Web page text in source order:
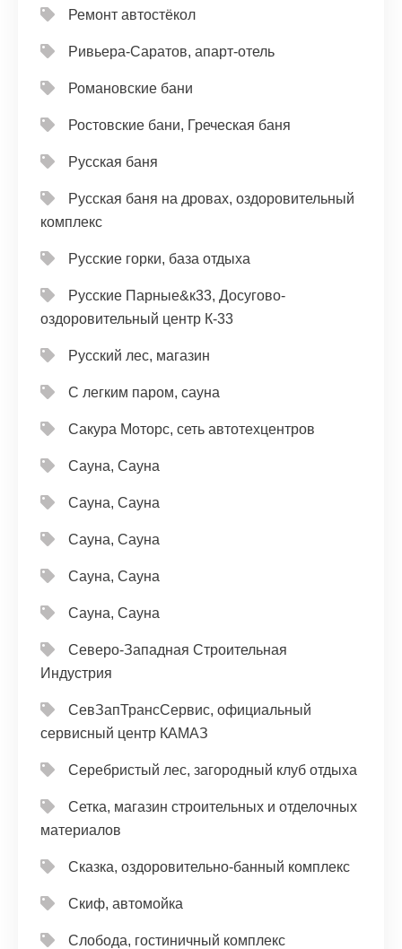
Ремонт автостёкол
Ривьера-Саратов, апарт-отель
Романовские бани
Ростовские бани, Греческая баня
Русская баня
Русская баня на дровах, оздоровительный
комплекс
Русские горки, база отдыха
Русские Парные&к33, Досугово-
оздоровительный центр К-33
Русский лес, магазин
С легким паром, сауна
Сакура Моторс, сеть автотехцентров
Сауна, Сауна
Сауна, Сауна
Сауна, Сауна
Сауна, Сауна
Сауна, Сауна
Северо-Западная Строительная
Индустрия
СевЗапТрансСервис, официальный
сервисный центр КАМАЗ
Серебристый лес, загородный клуб отдыха
Сетка, магазин строительных и отделочных
материалов
Сказка, оздоровительно-банный комплекс
Скиф, автомойка
Слобода, гостиничный комплекс